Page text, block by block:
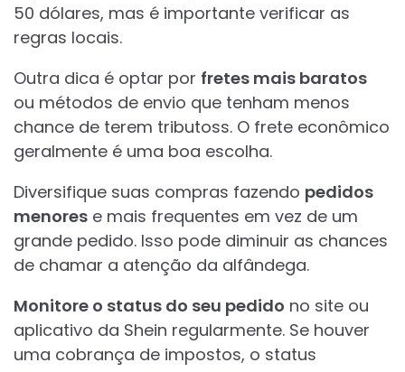
50 dólares, mas é importante verificar as
regras locais.
Outra dica é optar por fretes mais baratos
ou métodos de envio que tenham menos
chance de terem tributoss. O frete econômico
geralmente é uma boa escolha.
Diversifique suas compras fazendo pedidos
menores e mais frequentes em vez de um
grande pedido. Isso pode diminuir as chances
de chamar a atenção da alfândega.
Monitore o status do seu pedido no site ou
aplicativo da Shein regularmente. Se houver
uma cobrança de impostos, o status